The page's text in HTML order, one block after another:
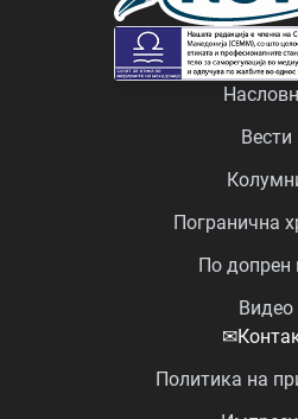
Вести
Погранична
По допрен
Видео
✉
Политика на